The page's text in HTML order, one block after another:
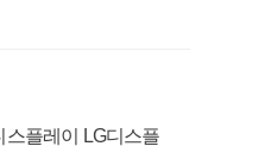
스플레이 LG디스플